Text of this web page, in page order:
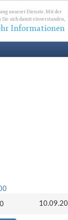
unserer Dienste. Mit der
sich damit einverstanden,
Informationen